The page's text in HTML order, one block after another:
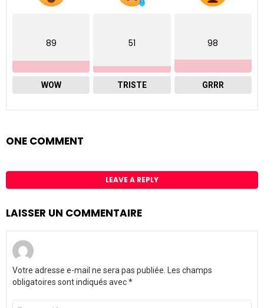
89
WOW
51
TRISTE
98
GRRR
ONE COMMENT
LEAVE A REPLY
LAISSER UN COMMENTAIRE
Votre adresse e-mail ne sera pas publiée.
Les champs
obligatoires sont indiqués avec*
Commentaire